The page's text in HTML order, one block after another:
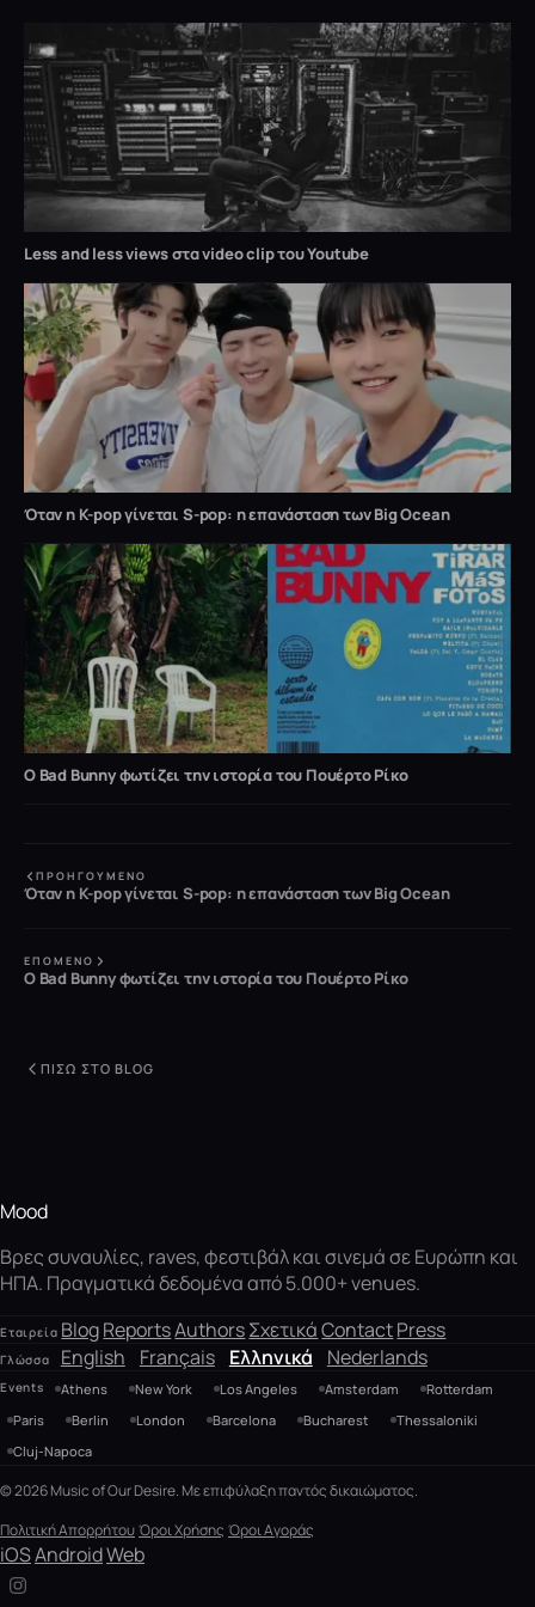
Less and less views στα video clip του Youtube
Όταν η K-pop γίνεται S-pop: η επανάσταση των Big Ocean
O Bad Bunny φωτίζει την ιστορία του Πουέρτο Ρίκο
ΠΡΟΗΓΟΎΜΕΝΟ
Όταν η K-pop γίνεται S-pop: η επανάσταση των Big Ocean
ΕΠΌΜΕΝΟ
O Bad Bunny φωτίζει την ιστορία του Πουέρτο Ρίκο
ΠΊΣΩ ΣΤΟ BLOG
Mood
Βρες συναυλίες, raves, φεστιβάλ και σινεμά σε Ευρώπη και
ΗΠΑ. Πραγματικά δεδομένα από 5.000+ venues.
Εταιρεία BlogReportsAuthorsΣχετικά ContactPress
Γλώσσα English Français Ελληνικά Nederlands
Events Athens New York Los Angeles Amsterdam
Rotterdam
Paris
Berlin London Barcelona Bucharest
Thessaloniki
Cluj-Napoca
© 2026 Music of Our Desire. Με επιφύλαξη παντός δικαιώματος.
Πολιτική ΑπορρήτουΌροι Χρήσης Όροι Αγοράς
iOSAndroidWeb